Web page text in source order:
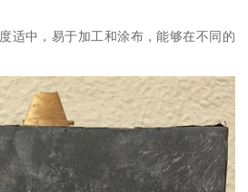
适中，易于加工和涂布，能够在不同的